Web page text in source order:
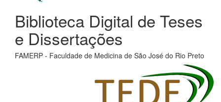
Biblioteca Digital de Teses
e Dissertações
FAMERP - Faculdade de Medicina de São José do Rio Preto